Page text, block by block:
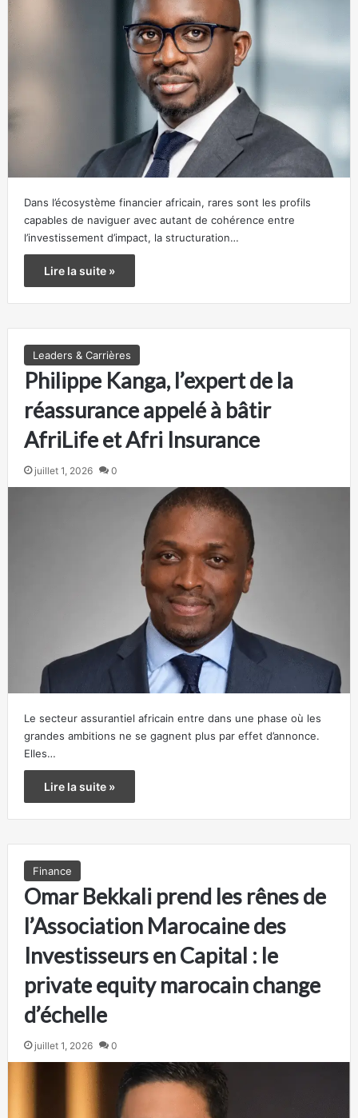
Dans l’écosystème financier africain, rares sont les profils
capables de naviguer avec autant de cohérence entre
l’investissement d’impact, la structuration…
Lire la suite »
Leaders & Carrières
Philippe Kanga, l’expert de la
réassurance appelé à bâtir
AfriLife et Afri Insurance
juillet 1, 2026 0
Le secteur assurantiel africain entre dans une phase où les
grandes ambitions ne se gagnent plus par effet d’annonce.
Elles…
Lire la suite »
Finance
Omar Bekkali prend les rênes de
l’Association Marocaine des
Investisseurs en Capital : le
private equity marocain change
d’échelle
juillet 1, 2026 0